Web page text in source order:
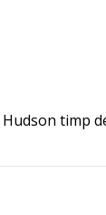
timp